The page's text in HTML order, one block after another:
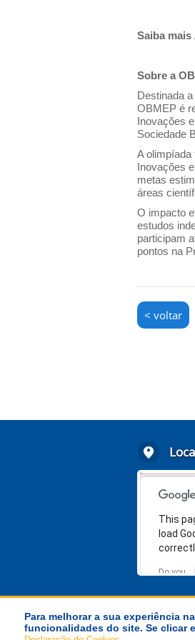
Saiba mais
Sobre a
Destinada
OBMEP é
Inovações
Sociedade
A olimpíada
Inovações
metas
áreas
O impacto
estudos
participam
pontos na
< voltar
This
load
Do you
website?
Para melhorar a sua experiência
funcionalidades do site. Se clicar
© Província